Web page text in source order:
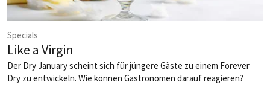
Specials
Like a Virgin
Der Dry January scheint sich für jüngere Gäste zu einem Forever
Dry zu entwickeln. Wie können Gastronomen darauf reagieren?